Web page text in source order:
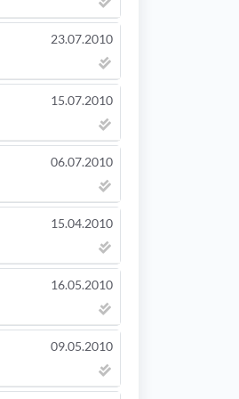
23.07.2010
15.07.2010
06.07.2010
15.04.2010
16.05.2010
09.05.2010